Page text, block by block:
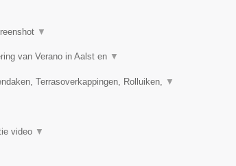
▼
van Verano in Aalst en ▼
Terrasoverkappingen, Rolluiken, ▼
video ▼